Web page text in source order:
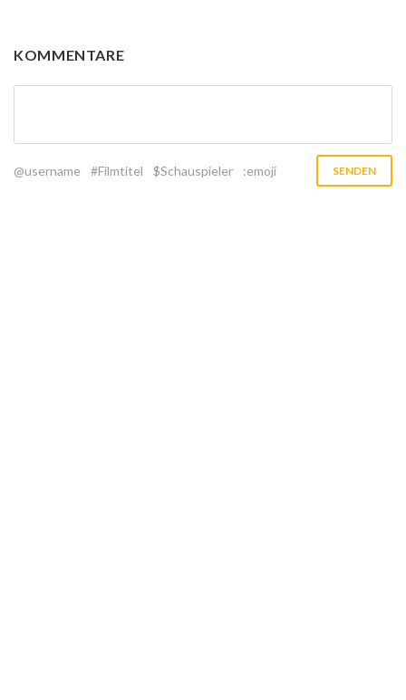
KOMMENTARE
@username #Filmtitel $Schauspieler :emoji